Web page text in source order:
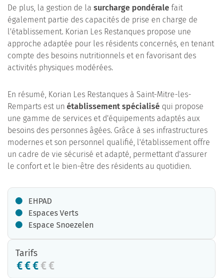
De plus, la gestion de la surcharge pondérale fait
également partie des capacités de prise en charge de
l'établissement. Korian Les Restanques propose une
approche adaptée pour les résidents concernés, en tenant
compte des besoins nutritionnels et en favorisant des
activités physiques modérées.
En résumé, Korian Les Restanques à Saint-Mitre-les-
Remparts est un établissement spécialisé qui propose
une gamme de services et d'équipements adaptés aux
besoins des personnes âgées. Grâce à ses infrastructures
modernes et son personnel qualifié, l'établissement offre
un cadre de vie sécurisé et adapté, permettant d'assurer
le confort et le bien-être des résidents au quotidien.
EHPAD
Espaces Verts
Espace Snoezelen
Tarifs